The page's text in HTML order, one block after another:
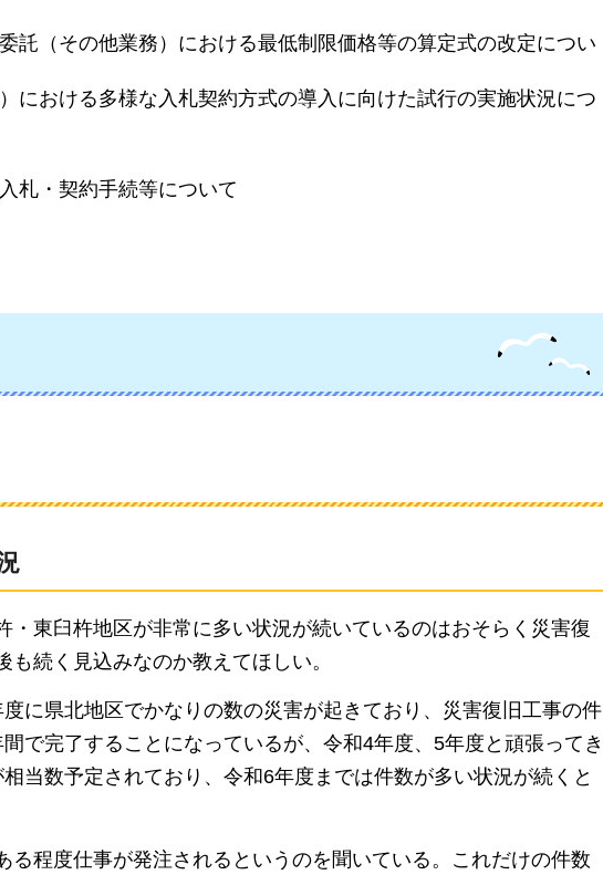
託（その他業務）における最低制限価格等の算定式の改定につい
における多様な入札契約方式の導入に向けた試行の実施状況につ
札・契約手続等について
・東臼杵地区が非常に多い状況が続いているのはおそらく災害復
続く見込みなのか教えてほしい。
に県北地区でかなりの数の災害が起きており、災害復旧工事の件
で完了することになっているが、令和4年度、5年度と頑張ってき
当数予定されており、令和6年度までは件数が多い状況が続くと
る程度仕事が発注されるというのを聞いている。これだけの件数